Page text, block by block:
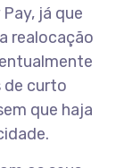
já que
realocação
de curto
que haja